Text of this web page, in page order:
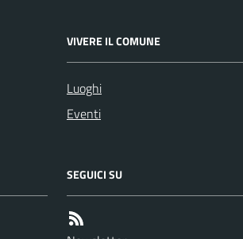
VIVERE IL COMUNE
Luoghi
Eventi
SEGUICI SU